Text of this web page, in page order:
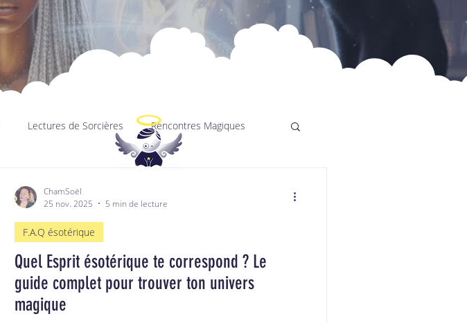
Lectures de Sorcières Rencontres Magiques
Quel Esprit ésotérique te correspond ? Le
guide complet pour trouver ton univers
magique
F.A.Q ésotérique
ChamSoël
25 nov. 2025
5 min de lecture